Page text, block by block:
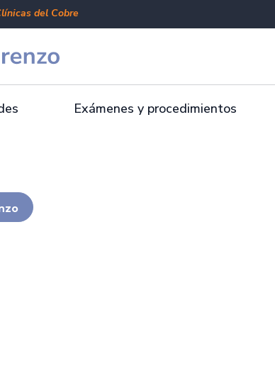
del Cobre
Exámenes y procedimientos